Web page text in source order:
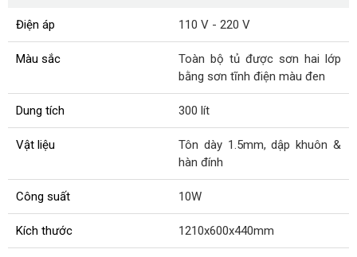
Điện áp 110 V - 220 V
Màu sắc
Toàn bộ tủ được sơn hai lớp
bằng sơn tĩnh điện màu đen
Dung tích 300 lít
Vật liệu
Tôn dày 1.5mm, dập khuôn &
hàn đính
Công suất 10W
Kích thước 1210x600x440mm